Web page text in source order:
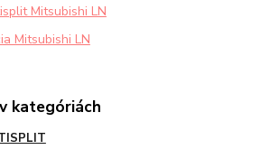
Mitsubishi LN
Mitsubishi LN
kategóriách